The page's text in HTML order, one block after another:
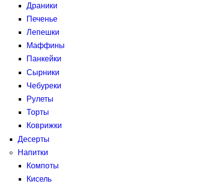
Драники
Печенье
Лепешки
Маффины
Панкейки
Сырники
Чебуреки
Рулеты
Торты
Коврижки
Десерты
Напитки
Компоты
Кисель